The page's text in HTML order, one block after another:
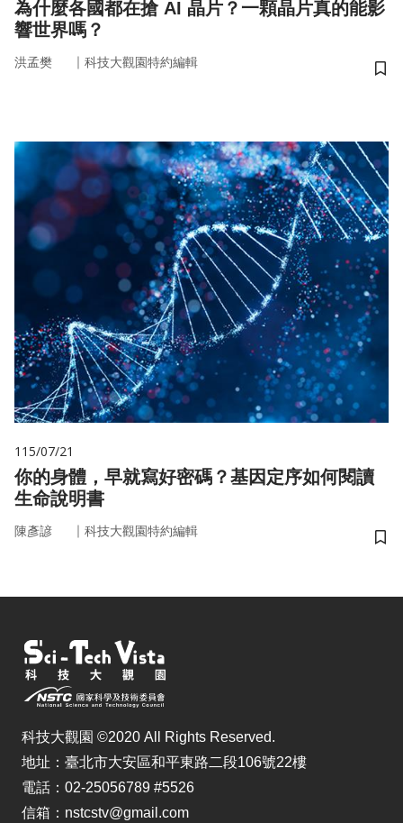
為什麼各國都在搶 AI 晶片？一顆晶片真的能影
響世界嗎？
洪孟樊 ｜ 科技大觀園特約編輯
儲
115/07/21
你的身體，早就寫好密碼？基因定序如何閱讀
生命說明書
陳彥諺 ｜ 科技大觀園特約編輯
儲
科技大觀園 ©2020 All Rights Reserved.
地址：臺北市大安區和平東路二段106號22樓
電話：02-25056789 #5526
信箱：nstcstv@gmail.com